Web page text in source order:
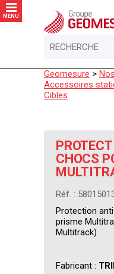
MENU
Geomesure >
Accessoires
Cibles
CHOCS
Réf. :
Protection
prisme
Multitrack)
Fabricant :
Panneau de gestion des